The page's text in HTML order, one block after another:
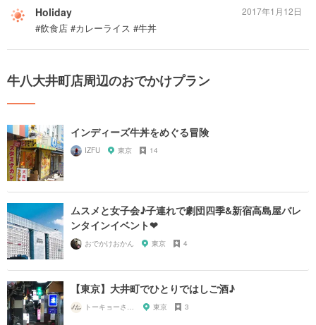
Holiday
#飲食店 #カレーライス #牛丼
2017年1月12日
牛八大井町店周辺のおでかけプラン
インディーズ牛丼をめぐる冒険
IZFU 東京 14
ムスメと女子会♪子連れで劇団四季&新宿高島屋バレ
ンタインイベント❤︎
おでかけおかん 東京 4
【東京】大井町でひとりではしご酒♪
トーキョーさんぽ 東京 3